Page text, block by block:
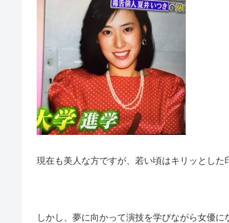
現在も美人な方ですが、若い頃はキリッとした
しかし、夢に向かって演技を学びながら女優